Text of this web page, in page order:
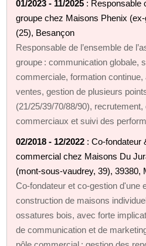
01/2023 - 11/2025 : Responsable
groupe chez Maisons Phenix
(25), Besançon
Responsable de l’ensemble de
groupe : communication globale,
commerciale, formation continue,
ventes, gestion de plusieurs
(21/25/39/70/88/90),
commerciaux et suivi des
02/2018 - 12/2022 : Co‑fondateur
commercial chez Maisons Du
(mont‑sous‑vaudrey, 39), 39380,
Co‑fondateur et co‑gestion d'une
construction de maisons
ossatures bois, avec forte
de communication et de